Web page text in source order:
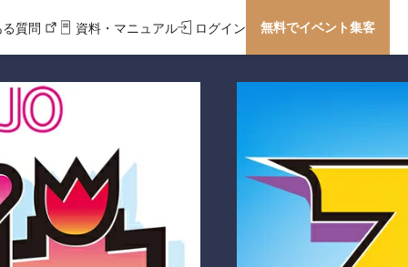
る質問 資料・マニュアル ログイン 無料でイベント集客